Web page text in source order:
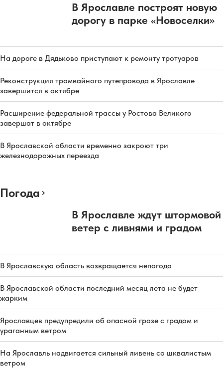
В Ярославле построят новую
дорогу в парке «Новоселки»
На дороге в Дядьково приступают к ремонту тротуаров
Реконструкция трамвайного путепровода в Ярославле
завершится в октябре
Расширение федеральной трассы у Ростова Великого
завершат в октябре
В Ярославской области временно закроют три
железнодорожных переезда
Погода
В Ярославле ждут штормовой
ветер с ливнями и градом
В Ярославскую область возвращается непогода
В Ярославской области последний месяц лета не будет
жарким
Ярославцев предупредили об опасной грозе с градом и
ураганным ветром
На Ярославль надвигается сильный ливень со шквалистым
ветром